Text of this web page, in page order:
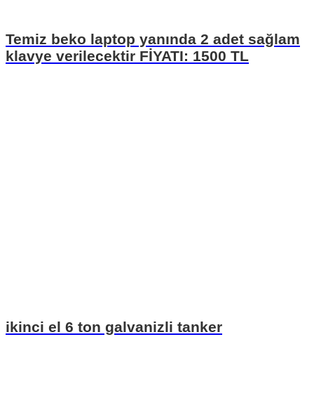
Temiz beko laptop yanında 2 adet sağlam
klavye verilecektir FİYATI: 1500 TL
ikinci el 6 ton galvanizli tanker